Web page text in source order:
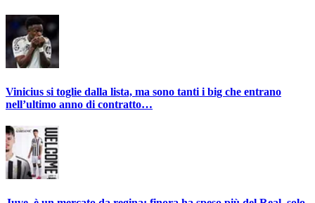
Vinicius si toglie dalla lista, ma sono tanti i big che entrano
nell’ultimo anno di contratto…